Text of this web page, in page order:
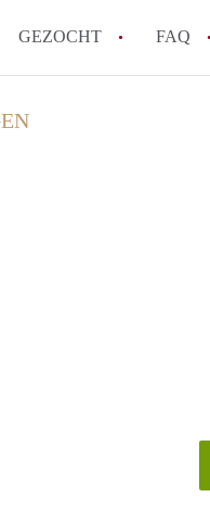
GEZOCHT FAQ
AppartementWageningen